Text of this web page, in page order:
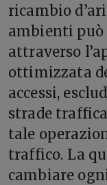
ricambio
ambienti può
attraverso
ottimizzata
accessi,
strade
tale
traffico. La
cambiare